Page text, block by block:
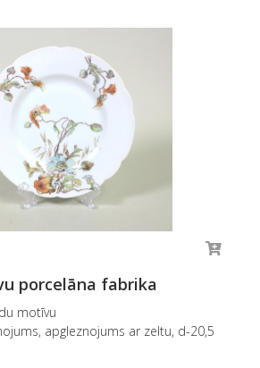
porcelāna fabrika
motīvu
apgleznojums ar zeltu, d-20,5